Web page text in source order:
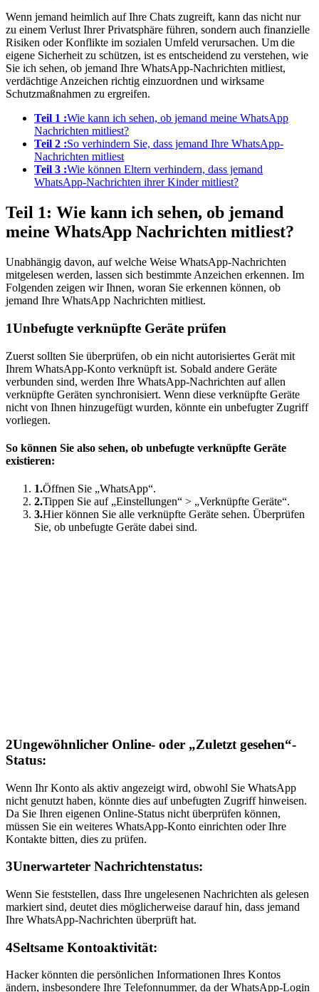
Wenn jemand heimlich auf Ihre Chats zugreift, kann das nicht nur
zu einem Verlust Ihrer Privatsphäre führen, sondern auch finanzielle
Risiken oder Konflikte im sozialen Umfeld verursachen. Um die
eigene Sicherheit zu schützen, ist es entscheidend zu verstehen, wie
Sie ich sehen, ob jemand Ihre WhatsApp-Nachrichten mitliest,
verdächtige Anzeichen richtig einzuordnen und wirksame
Schutzmaßnahmen zu ergreifen.
Teil 1 :Wie kann ich sehen, ob jemand meine WhatsApp
Nachrichten mitliest?
Teil 2 :So verhindern Sie, dass jemand Ihre WhatsApp-
Nachrichten mitliest
Teil 3 :Wie können Eltern verhindern, dass jemand
WhatsApp-Nachrichten ihrer Kinder mitliest?
Teil 1: Wie kann ich sehen, ob jemand
meine WhatsApp Nachrichten mitliest?
Unabhängig davon, auf welche Weise WhatsApp-Nachrichten
mitgelesen werden, lassen sich bestimmte Anzeichen erkennen. Im
Folgenden zeigen wir Ihnen, woran Sie erkennen können, ob
jemand Ihre WhatsApp Nachrichten mitliest.
1Unbefugte verknüpfte Geräte prüfen
Zuerst sollten Sie überprüfen, ob ein nicht autorisiertes Gerät mit
Ihrem WhatsApp-Konto verknüpft ist. Sobald andere Geräte
verbunden sind, werden Ihre WhatsApp-Nachrichten auf allen
verknüpfte Geräten synchronisiert. Wenn diese verknüpfte Geräte
nicht von Ihnen hinzugefügt wurden, könnte ein unbefugter Zugriff
vorliegen.
So können Sie also sehen, ob unbefugte verknüpfte Geräte
existieren:
1.Öffnen Sie „WhatsApp“.
2.Tippen Sie auf „Einstellungen“ > „Verknüpfte Geräte“.
3.Hier können Sie alle verknüpfte Geräte sehen. Überprüfen
Sie, ob unbefugte Geräte dabei sind.
2Ungewöhnlicher Online- oder „Zuletzt gesehen“-
Status:
Wenn Ihr Konto als aktiv angezeigt wird, obwohl Sie WhatsApp
nicht genutzt haben, könnte dies auf unbefugten Zugriff hinweisen.
Da Sie Ihren eigenen Online-Status nicht überprüfen können,
müssen Sie ein weiteres WhatsApp-Konto einrichten oder Ihre
Kontakte bitten, dies zu prüfen.
3Unerwarteter Nachrichtenstatus:
Wenn Sie feststellen, dass Ihre ungelesenen Nachrichten als gelesen
markiert sind, deutet dies möglicherweise darauf hin, dass jemand
Ihre WhatsApp-Nachrichten überprüft hat.
4Seltsame Kontoaktivität:
Hacker könnten die persönlichen Informationen Ihres Kontos
ändern, insbesondere Ihre Telefonnummer, da der WhatsApp-Login